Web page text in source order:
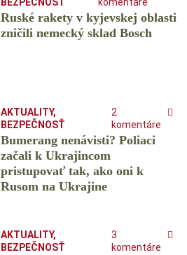
Ruské rakety v kyjevskej oblasti
zničili nemecký sklad Bosch
AKTUALITY,
BEZPEČNOSŤ
2
komentáre
Bumerang nenávisti? Poliaci
začali k Ukrajincom
pristupovať tak, ako oni k
Rusom na Ukrajine
AKTUALITY,
BEZPEČNOSŤ
3
komentáre